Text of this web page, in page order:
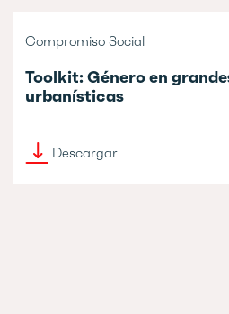
Compromiso Social
Toolkit: Género en
urbanísticas
Descargar